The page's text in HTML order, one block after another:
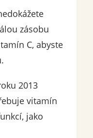
zásobu
C, abyste
2013
vitamín
jako